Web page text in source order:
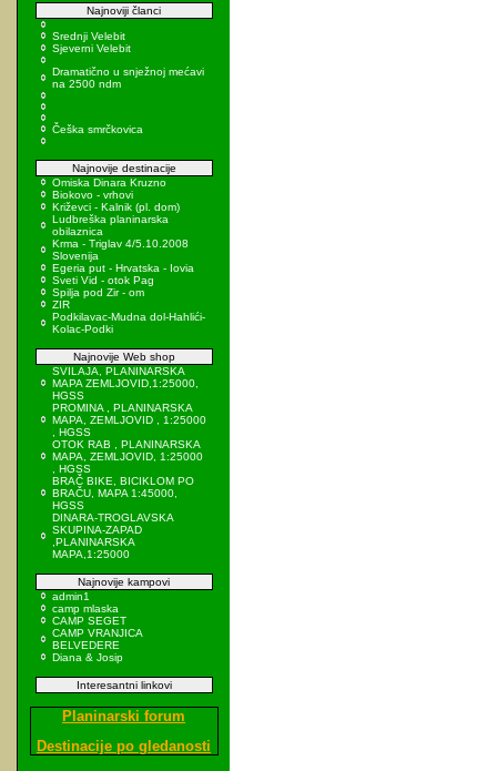
Najnoviji članci
Srednji Velebit
Sjeverni Velebit
Dramatično u snježnoj mećavi
na 2500 ndm
Češka smrčkovica
Najnovije destinacije
Omiska Dinara Kruzno
Biokovo - vrhovi
Križevci - Kalnik (pl. dom)
Ludbreška planinarska
obilaznica
Krma - Triglav 4/5.10.2008
Slovenija
Egeria put - Hrvatska - Iovia
Sveti Vid - otok Pag
Spilja pod Zir - om
ZIR
Podkilavac-Mudna dol-Hahlići-
Kolac-Podki
Najnovije Web shop
SVILAJA, PLANINARSKA
MAPA ZEMLJOVID,1:25000,
HGSS
PROMINA , PLANINARSKA
MAPA, ZEMLJOVID , 1:25000
, HGSS
OTOK RAB , PLANINARSKA
MAPA, ZEMLJOVID, 1:25000
, HGSS
BRAČ BIKE, BICIKLOM PO
BRAČU, MAPA 1:45000,
HGSS
DINARA-TROGLAVSKA
SKUPINA-ZAPAD
,PLANINARSKA
MAPA,1:25000
Najnovije kampovi
admin1
camp mlaska
CAMP SEGET
CAMP VRANJICA
BELVEDERE
Diana & Josip
Interesantni linkovi
Planinarski forum
Destinacije po gledanosti